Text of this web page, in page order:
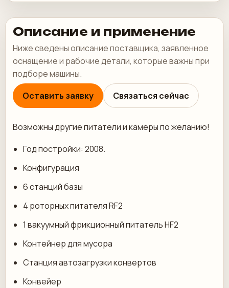
Описание и применение
Ниже сведены описание поставщика, заявленное
оснащение и рабочие детали, которые важны при
подборе машины.
Оставить заявку
Связаться сейчас
Возможны другие питатели и камеры по желанию!
Год постройки: 2008.
Конфигурация
6 станций базы
4 роторных питателя RF2
1 вакуумный фрикционный питатель HF2
Контейнер для мусора
Станция автозагрузки конвертов
Конвейер